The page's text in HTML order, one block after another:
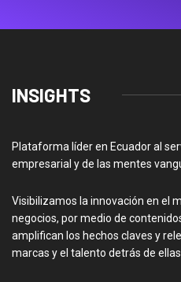
INSIGHTS
Plataforma líder en Ecuador al
empresarial y de las mentes
Visibilizamos la innovación en el
negocios, por medio de
amplifican los hechos claves y
marcas y el talento detrás de ellas.